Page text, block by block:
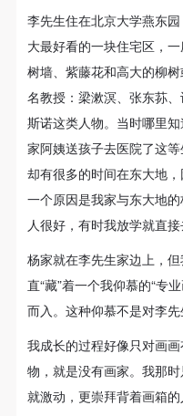
友 人
FRIENDS
李宗津的友人素描与肖
遭难以后，创作的权力
友来度过。不过，也正
的，反而画得自然潇洒
卓越才能，更看到了
肖 像
PORTRAITS
李宗津具有很好的画肖
李先生住在北京大学燕东
大最好看的一块住宅区，
树墙、紫藤花和高大的柳
名教授：梁漱溟、张东荪
斯诺这类人物。当时哪里
家阿姨送孩子去医院了这
却有很多的时间在东大地
一个原因是我家与东大地
人很好，有时我放学就直接
杨家就在李先生家边上，
直“藏”着一个我仰慕的“专
而入。这种仰慕不是对李先
我成长的过程好像只对画
物，就是没有画家。我那
就激动，更崇拜背着画箱
（1）、拍摄内容 乙方
容包括：①中央美术学
内○3由中央美术学院
动。
（2）、使用形式 用于
附带光盘及宣传资料。
（3）、使用地域范围
适用地域范围包括国内
使用肖像的媒介限于不
三、肖像权使用期限
永久使用。
四、许可使用费用
带有甲方肖像作品的
乙方于拍摄完带有甲
费用。
（1）、拍摄内容 乙方
容包括：①中央美术学
内○3由中央美术学院
动。
（2）、使用形式 用于
附带光盘及宣传资料。
（3）、使用地域范围
适用地域范围包括国内
使用肖像的媒介限于不
三、肖像权使用期限
永久使用。
四、许可使用费用
带有甲方肖像作品的
乙方于拍摄完带有甲
费用。
（1）、拍摄内容 乙方
容包括：①中央美术学
内○3由中央美术学院
动。
（2）、使用形式 用于
附带光盘及宣传资料。
（3）、使用地域范围
适用地域范围包括国内
使用肖像的媒介限于不
三、肖像权使用期限
永久使用。
四、许可使用费用
带有甲方肖像作品的
乙方于拍摄完带有甲
费用。